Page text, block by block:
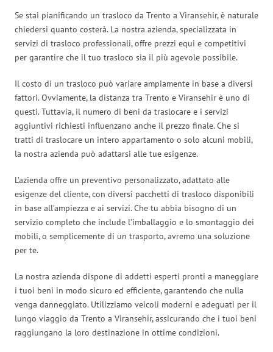
Se stai pianificando un trasloco da Trento a Viransehir, è naturale
chiedersi quanto costerà. La nostra azienda, specializzata in
servizi di trasloco professionali, offre prezzi equi e competitivi
per garantire che il tuo trasloco sia il più agevole possibile.
Il costo di un trasloco può variare ampiamente in base a diversi
fattori. Ovviamente, la distanza tra Trento e Viransehir è uno di
questi. Tuttavia, il numero di beni da traslocare e i servizi
aggiuntivi richiesti influenzano anche il prezzo finale. Che si
tratti di traslocare un intero appartamento o solo alcuni mobili,
la nostra azienda può adattarsi alle tue esigenze.
L’azienda offre un preventivo personalizzato, adattato alle
esigenze del cliente, con diversi pacchetti di trasloco disponibili
in base all’ampiezza e ai servizi. Che tu abbia bisogno di un
servizio completo che include l’imballaggio e lo smontaggio dei
mobili, o semplicemente di un trasporto, avremo una soluzione
per te.
La nostra azienda dispone di addetti esperti pronti a maneggiare
i tuoi beni in modo sicuro ed efficiente, garantendo che nulla
venga danneggiato. Utilizziamo veicoli moderni e adeguati per il
lungo viaggio da Trento a Viransehir, assicurando che i tuoi beni
raggiungano la loro destinazione in ottime condizioni.